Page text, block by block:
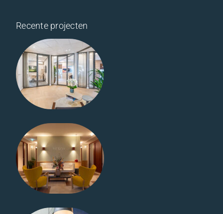
Recente projecten
Finenzo en
MIQA –
Deventer
Vitrilight
Museumplein
Amsterdam
Vitrilight